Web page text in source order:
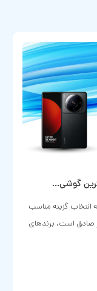
ربات‌های هوشمند
افرادی تبدیل